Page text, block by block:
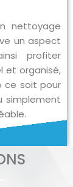
nettoyage
un aspect
profiter
et organisé,
ce soit pour
simplement